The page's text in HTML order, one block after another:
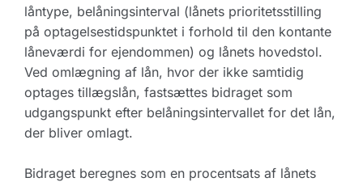
låntype, belåningsinterval (lånets prioritetsstilling
på optagelsestidspunktet i forhold til den kontante
låneværdi for ejendommen) og lånets hovedstol.
Ved omlægning af lån, hvor der ikke samtidig
optages tillægslån, fastsættes bidraget som
udgangspunkt efter belåningsintervallet for det lån,
der bliver omlagt.
Bidraget beregnes som en procentsats af lånets